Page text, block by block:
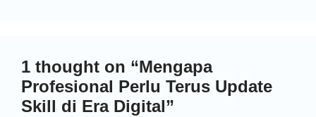
1 thought on “Mengapa
Profesional Perlu Terus Update
Skill di Era Digital”